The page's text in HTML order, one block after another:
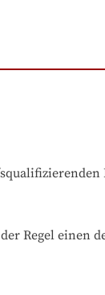
Regel einen